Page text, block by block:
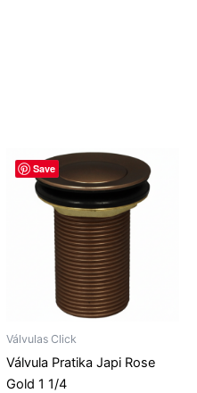
Save
Válvulas Click
Válvula Pratika Japi Rose
Gold 1 1/4